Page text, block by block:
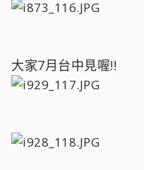
大家7月台中見喔!!